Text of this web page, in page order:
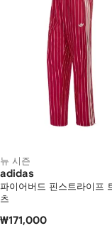
뉴 시즌
adidas
파이어버드 핀스트라이프
츠
₩171,000